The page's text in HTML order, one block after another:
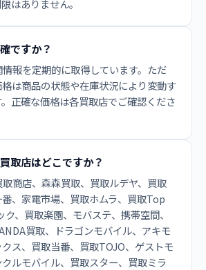
はありません。
ですか？
報を定期的に取得しています。ただ
は商品の状態や在庫状況により変動す
正確な価格は各買取店でご確認くださ
取店はどこですか？
商店、森森買取、買取ルデヤ、買取
、家電市場、買取ホムラ、買取Top
、買取楽園、モバステ、携帯空間、
買取、ドラゴンモバイル、アキモ
ス、買取当番、買取TOJO、ゲストモ
ルモバイル、買取スター、買取ミラ